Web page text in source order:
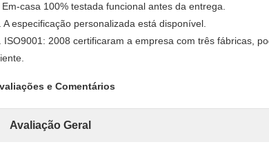
Em-casa 100% testada funcional antes da entrega.
A especificação personalizada está disponível.
ISO9001: 2008 certificaram a empresa com três fábricas,
e Comentários
Avaliação Geral